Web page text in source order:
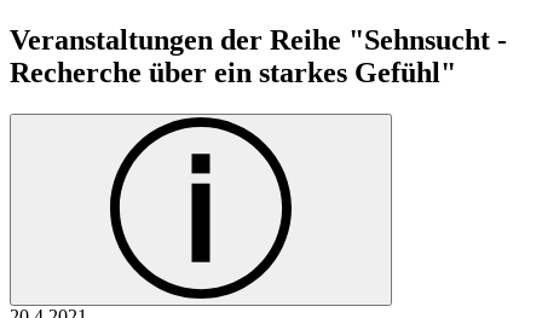
Veranstaltungen der Reihe "Sehnsucht -
Recherche über ein starkes Gefühl"